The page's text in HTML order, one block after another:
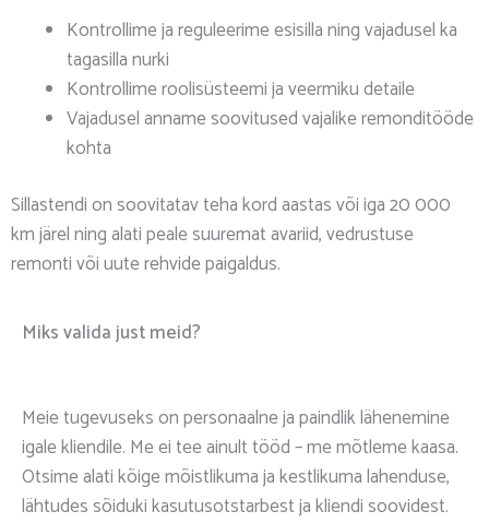
Kontrollime ja reguleerime esisilla ning vajadusel ka
tagasilla nurki
Kontrollime roolisüsteemi ja veermiku detaile
Vajadusel anname soovitused vajalike remonditööde
kohta
Sillastendi on soovitatav teha kord aastas või iga 20 000
km järel ning alati peale suuremat avariid, vedrustuse
remonti või uute rehvide paigaldus.
Miks valida just meid?
Meie tugevuseks on personaalne ja paindlik lähenemine
igale kliendile. Me ei tee ainult tööd – me mõtleme kaasa.
Otsime alati kõige mõistlikuma ja kestlikuma lahenduse,
lähtudes sõiduki kasutusotstarbest ja kliendi soovidest.